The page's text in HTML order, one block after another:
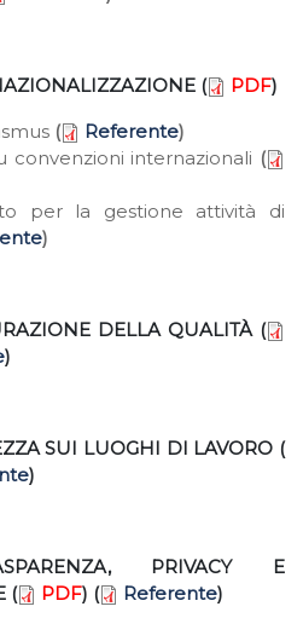
( PDF)
( Referente)
internazionali (
per la gestione attività di
)
DELLA QUALITÀ (
)
SUI LUOGHI DI LAVORO (
)
PRIVACY E
(
PDF) ( Referente)